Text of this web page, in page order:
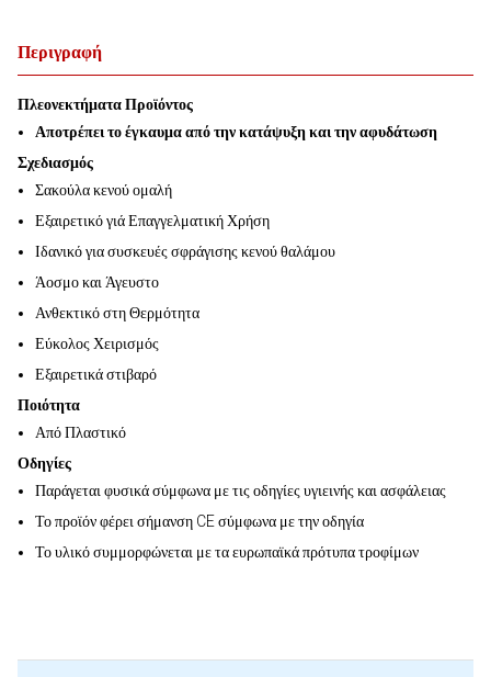
Περιγραφή
Πλεονεκτήματα Προϊόντος
Αποτρέπει το έγκαυμα από την κατάψυξη και την αφυδάτωση
Σχεδιασμός
Σακούλα κενού ομαλή
Εξαιρετικό γιά Επαγγελματική Χρήση
Ιδανικό για συσκευές σφράγισης κενού θαλάμου
Άοσμο και Άγευστο
Ανθεκτικό στη Θερμότητα
Εύκολος Χειρισμός
Εξαιρετικά στιβαρό
Ποιότητα
Από Πλαστικό
Οδηγίες
Παράγεται φυσικά σύμφωνα με τις οδηγίες υγιεινής και ασφάλειας
Το προϊόν φέρει σήμανση CE σύμφωνα με την οδηγία
Το υλικό συμμορφώνεται με τα ευρωπαϊκά πρότυπα τροφίμων